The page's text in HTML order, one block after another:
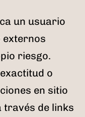
un usuario
externos
riesgo.
o
en sitio
través de links